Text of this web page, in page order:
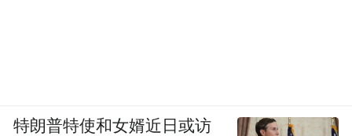
特朗普特使和女婿近日或访